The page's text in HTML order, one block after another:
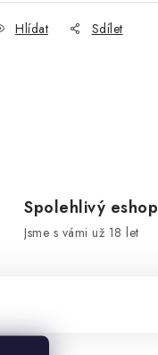
Hlídat Sdílet
Spolehlivý eshop
Jsme s vámi už 18 let